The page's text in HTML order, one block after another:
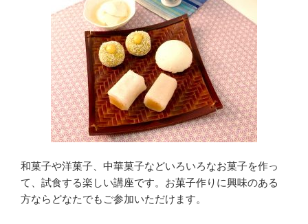
和菓子や洋菓子、中華菓子などいろいろなお菓子を作っ
て、試食する楽しい講座です。お菓子作りに興味のある
方ならどなたでもご参加いただけます。